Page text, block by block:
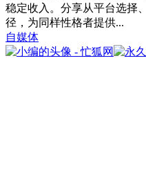
稳定收入。分享从平台选择
径，为同样性格者提供...
自媒体